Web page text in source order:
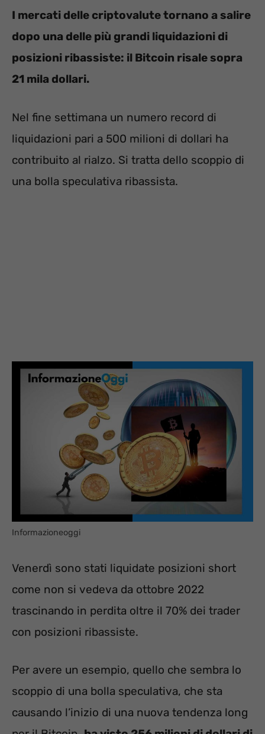
I mercati delle criptovalute tornano a salire
dopo una delle più grandi liquidazioni di
posizioni ribassiste: il Bitcoin risale sopra
21 mila dollari.
Nel fine settimana un numero record di
liquidazioni pari a 500 milioni di dollari ha
contribuito al rialzo. Si tratta dello scoppio di
una bolla speculativa ribassista.
Informazioneoggi
Venerdì sono stati liquidate posizioni short
come non si vedeva da ottobre 2022
trascinando in perdita oltre il 70% dei trader
con posizioni ribassiste.
Per avere un esempio, quello che sembra lo
scoppio di una bolla speculativa, che sta
causando l’inizio di una nuova tendenza long